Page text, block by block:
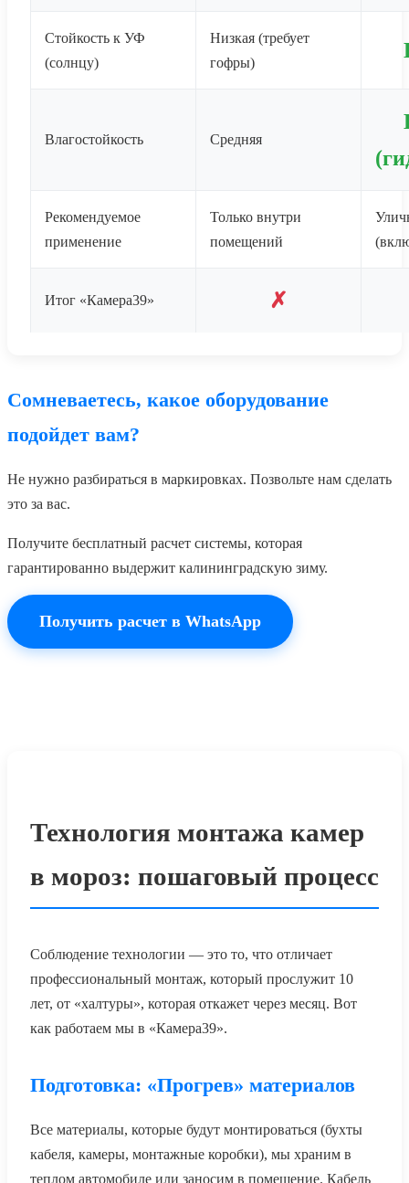
Стойкость к УФ
(солнцу)
Низкая (требует
гофры)
Влагостойкость Средняя
Рекомендуемое
применение
Только внутри
помещений
Итог «Камера39» ✗
Сомневаетесь, какое оборудование
подойдет вам?
Не нужно разбираться в маркировках. Позвольте нам сделать
это за вас.
Получите бесплатный расчет системы, которая
гарантированно выдержит калининградскую зиму.
Получить расчет в WhatsApp
Технология монтажа камер
в мороз: пошаговый процесс
Соблюдение технологии — это то, что отличает
профессиональный монтаж, который прослужит 10
лет, от «халтуры», которая откажет через месяц. Вот
как работаем мы в «Камера39».
Подготовка: «Прогрев» материалов
Все материалы, которые будут монтироваться (бухты
кабеля, камеры, монтажные коробки), мы храним в
теплом автомобиле или заносим в помещение. Кабель